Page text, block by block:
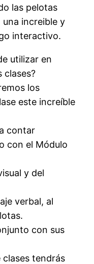
las pelotas
una increible y
interactivo.
utilizar en
clases?
los
este increíble
contar
con el Módulo
y del
verbal, al
con sus
clases tendrás